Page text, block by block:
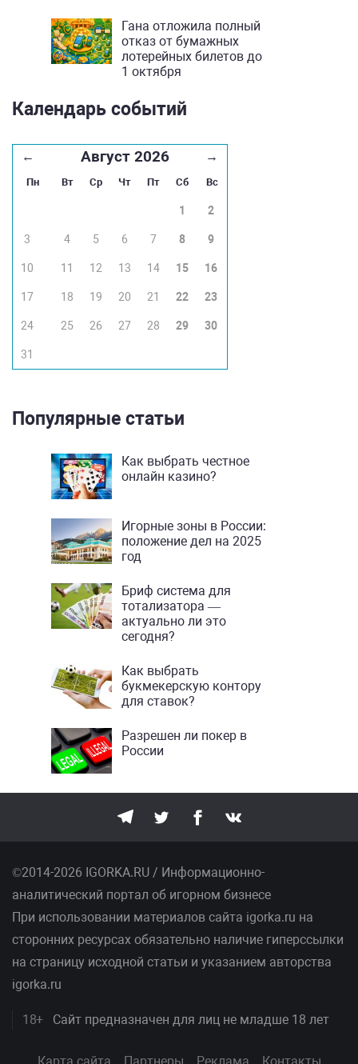
Гана отложила полный
отказ от бумажных
лотерейных билетов до
1 октября
Календарь событий
← Август 2026 →
Пн Вт Ср Чт Пт Сб Вс
1 2
3 4 5 6 7 8 9
10 11 12 13 14 15 16
17 18 19 20 21 22 23
24 25 26 27 28 29 30
31
Популярные статьи
Как выбрать честное
онлайн казино?
Игорные зоны в России:
положение дел на 2025
год
Бриф система для
тотализатора —
актуально ли это
сегодня?
Как выбрать
букмекерскую контору
для ставок?
Разрешен ли покер в
России
©2014-2026 IGORKA.RU / Информационно-
аналитический портал об игорном бизнесе
При использовании материалов сайта igorka.ru на
сторонних ресурсах обязательно наличие гиперссылки
на страницу исходной статьи и указанием авторства
igorka.ru
18+ Сайт предназначен для лиц не младше 18 лет